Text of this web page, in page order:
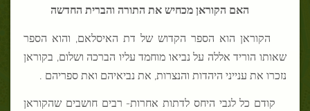
האם הקוראן מכחיש את התורה והברית החדשה
הקוראן הוא הספר הקדוש של דת האיסלאם, והוא הספר
שאותו הוריד אללה על נביאו מוחמד עליו הברכה ושלום, בקוראן
נזכרו את ענייני היהדות והנצרות, את נביאיהם ואת ספריהם .
קודם כל לגבי היחס לדתות אחרות- רבים חושבים שהקוראן